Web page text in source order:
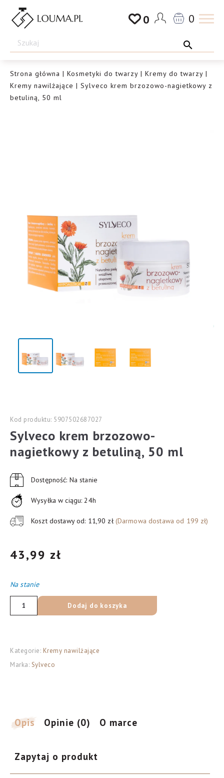
Przejdź
Drogeria
Louma.pl
0 0
Strona główna | Kosmetyki do twarzy | Kremy do twarzy |
Kremy nawilżające | Sylveco krem brzozowo-nagietkowy z
betuliną, 50 ml
Kod produktu: 5907502687027
Sylveco krem brzozowo-
nagietkowy z betuliną, 50 ml
Dostępność: Na stanie
Wysyłka w ciągu: 24h
Koszt dostawy od: 11,90 zł (Darmowa dostawa od 199 zł)
43,99 zł
Na stanie
ilość
Sylveco
nagietkowy
z
Dodaj do koszyka
Kategorie: Kremy nawilżające
Marka: Sylveco
Opis Opinie (0) O marce
Zapytaj o produkt